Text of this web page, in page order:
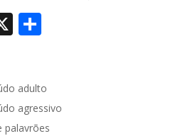
X
adulto
agressivo
palavrões